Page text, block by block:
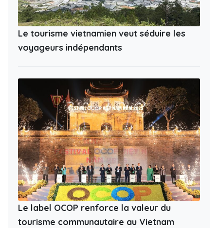
Le tourisme vietnamien veut séduire les
voyageurs indépendants
Le label OCOP renforce la valeur du
tourisme communautaire au Vietnam